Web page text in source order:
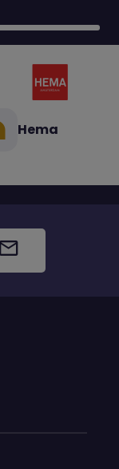
Hema